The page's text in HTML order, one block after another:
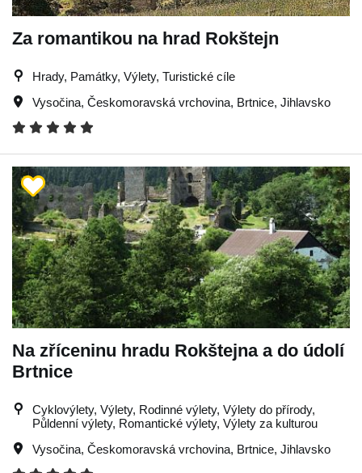
Za romantikou na hrad Rokštejn
Hrady, Památky, Výlety, Turistické cíle
Vysočina, Českomoravská vrchovina, Brtnice, Jihlavsko
Na zříceninu hradu Rokštejna a do údolí
Brtnice
Cyklovýlety, Výlety, Rodinné výlety, Výlety do přírody,
Půldenní výlety, Romantické výlety, Výlety za kulturou
Vysočina, Českomoravská vrchovina, Brtnice, Jihlavsko